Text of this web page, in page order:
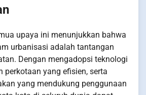
upaya ini menunjukkan bahwa
urbanisasi adalah tantangan
Dengan mengadopsi teknologi
perkotaan yang efisien, serta
yang mendukung penggunaan